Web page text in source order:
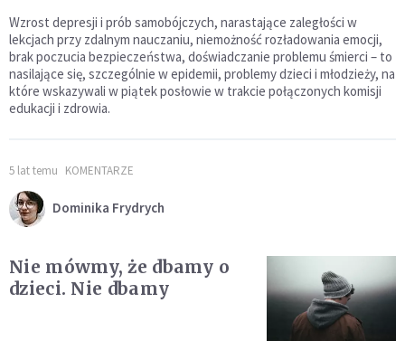
Wzrost depresji i prób samobójczych, narastające zaległości w
lekcjach przy zdalnym nauczaniu, niemożność rozładowania emocji,
brak poczucia bezpieczeństwa, doświadczanie problemu śmierci – to
nasilające się, szczególnie w epidemii, problemy dzieci i młodzieży, na
które wskazywali w piątek posłowie w trakcie połączonych komisji
edukacji i zdrowia.
5 lat temu KOMENTARZE
Dominika Frydrych
Nie mówmy, że dbamy o
dzieci. Nie dbamy